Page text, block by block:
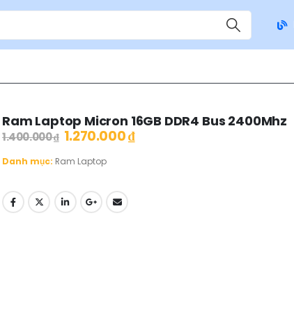
Ram Laptop Micron 16GB DDR4 Bus 2400Mhz
1.400.000₫ 1.270.000₫
Danh mục: Ram Laptop